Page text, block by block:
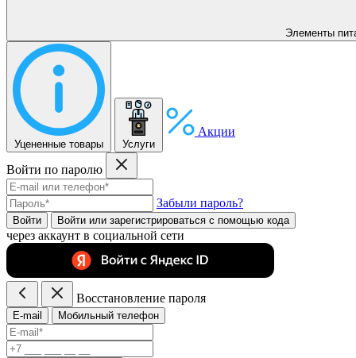
Элементы
Уцененные товары Услуги
Акции
Войти по паролю
Забыли пароль?
Войти Войти или зарегистрироватьcя с помощью кода
через аккаунт в социальной сети
Восстановление пароля
E-mail Мобильный телефон